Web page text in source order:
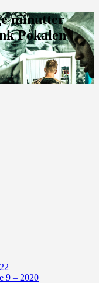
minutter
Pokalen
9 – 2020